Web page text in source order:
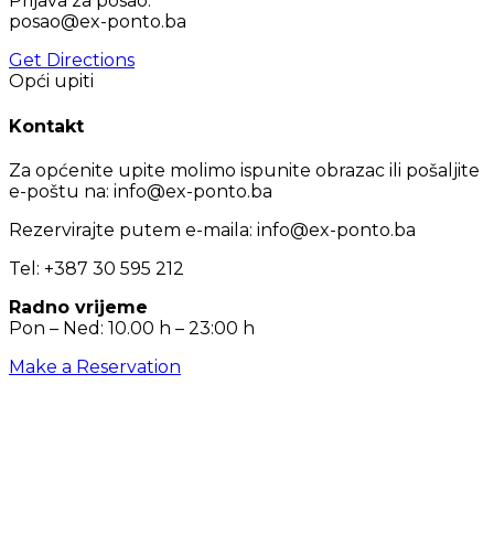
posao@ex-ponto.ba
Get Directions
Opći upiti
Kontakt
Za općenite upite molimo ispunite obrazac ili pošaljite
e-poštu na: info@ex-ponto.ba
Rezervirajte putem e-maila: info@ex-ponto.ba
Tel: +387 30 595 212
Radno vrijeme
Pon – Ned: 10.00 h – 23:00 h
Make a Reservation